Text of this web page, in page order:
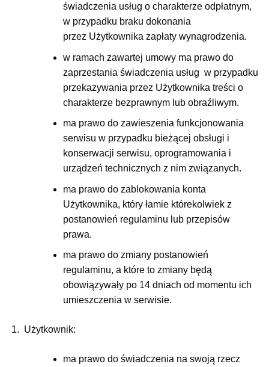
świadczenia usług o charakterze odpłatnym,
w przypadku braku dokonania
przez Użytkownika zapłaty wynagrodzenia.
w ramach zawartej umowy ma prawo do
zaprzestania świadczenia usług w przypadku
przekazywania przez Użytkownika treści o
charakterze bezprawnym lub obraźliwym.
ma prawo do zawieszenia funkcjonowania
serwisu w przypadku bieżącej obsługi i
konserwacji serwisu, oprogramowania i
urządzeń technicznych z nim związanych.
ma prawo do zablokowania konta
Użytkownika, który łamie którekolwiek z
postanowień regulaminu lub przepisów
prawa.
ma prawo do zmiany postanowień
regulaminu, a które to zmiany będą
obowiązywały po 14 dniach od momentu ich
umieszczenia w serwisie.
Użytkownik:
ma prawo do świadczenia na swoją rzecz